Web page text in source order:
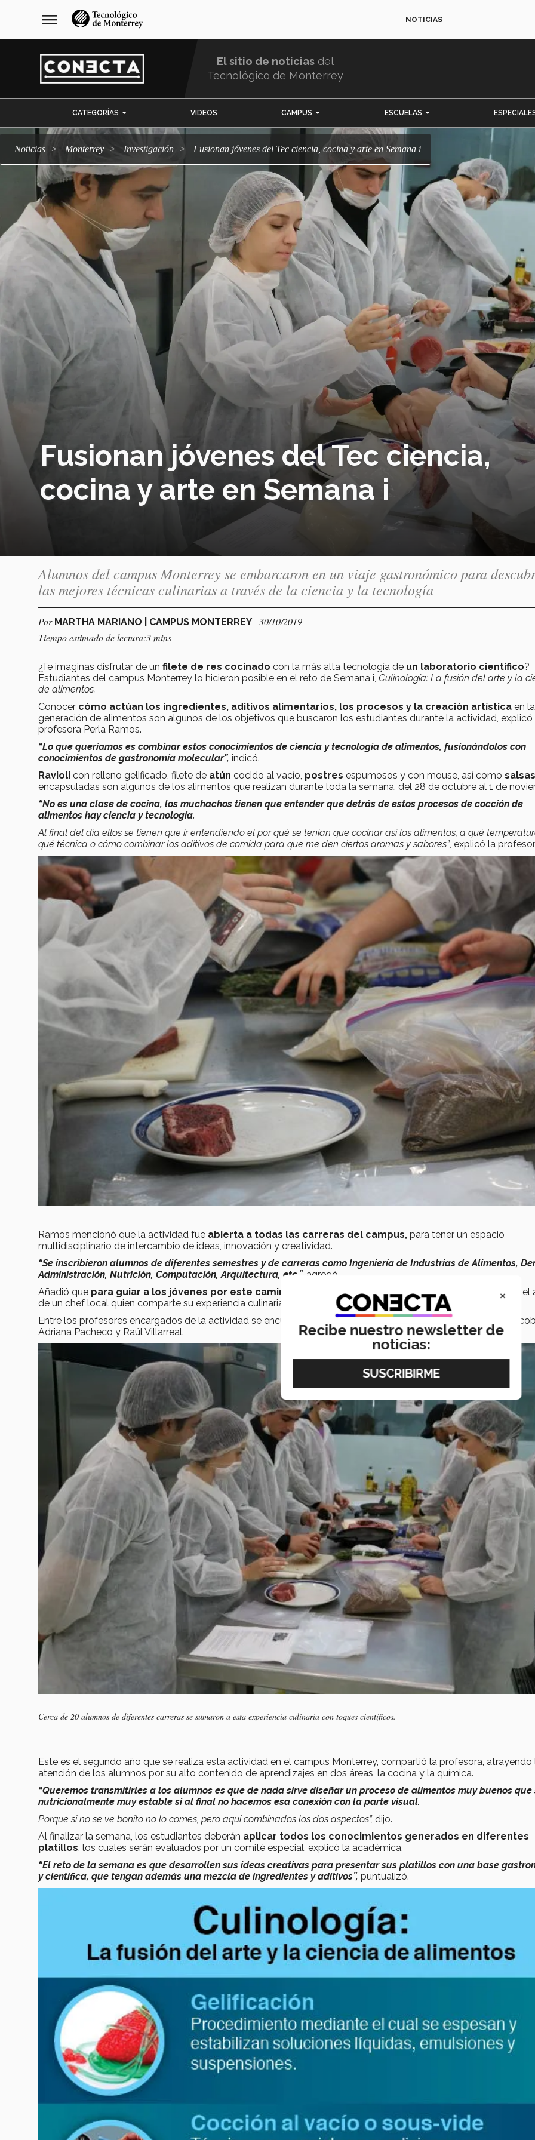
navegación
principal
menu NOTICIAS
El sitio de noticias del
Tecnológico de Monterrey
CATEGORÍAS VIDEOS CAMPUS ESCUELAS
Noticias Monterrey Investigación Fusionan jóvenes del Tec ciencia, cocina y arte en Semana i
Fusionan jóvenes del Tec ciencia,
cocina y arte en Semana i
Alumnos del campus Monterrey se embarcaron en un viaje gastronómico para
las mejores técnicas culinarias a través de la ciencia y la tecnología
Por MARTHA MARIANO | CAMPUS MONTERREY- 30/10/2019
Tiempo estimado de lectura:3 mins
¿Te imaginas disfrutar de un filete de res cocinado con la más alta tecnología de un laboratorio científico?
Estudiantes del campus Monterrey lo hicieron posible en el reto de Semana i, Culinología: La fusión del arte y la
de alimentos.
Conocer cómo actúan los ingredientes, aditivos alimentarios, los procesos y la creación artística en la
generación de alimentos son algunos de los objetivos que buscaron los estudiantes durante la actividad, explicó
profesora Perla Ramos.
“Lo que queríamos es combinar estos conocimientos de ciencia y tecnología de alimentos, fusionándolos con
conocimientos de gastronomía molecular”, indicó.
Ravioli con relleno gelificado, filete de atún cocido al vacío, postres espumosos y con mouse, así como salsas
encapsuladas son algunos de los alimentos que realizan durante toda la semana, del 28 de octubre al 1 de
“No es una clase de cocina, los muchachos tienen que entender que detrás de estos procesos de cocción de
alimentos hay ciencia y tecnología.
Al final del día ellos se tienen que ir entendiendo el por qué se tenían que cocinar así los alimentos, a qué
qué técnica o cómo combinar los aditivos de comida para que me den ciertos aromas y sabores”, explicó la
Ramos mencionó que la actividad fue abierta a todas las carreras del campus, para tener un espacio
multidisciplinario de intercambio de ideas, innovación y creatividad.
“Se inscribieron alumnos de diferentes semestres y de carreras como Ingeniería de Industrias de Alimentos,
Administración, Nutrición, Computación, Arquitectura, etc.”, agregó.
Añadió que para guiar a los jóvenes por este camino culinario
durante algunas actividades cuentan con el
de un chef local quien comparte su experiencia culinaria con los participantes.
Entre los profesores encargados de la actividad se encuentran Carmen Hernández, Perla Ramos, Samanta
Adriana Pacheco y Raúl Villarreal.
Cerca de 20 alumnos de diferentes carreras se sumaron a esta experiencia culinaria con toques científicos.
Este es el segundo año que se realiza esta actividad en el campus Monterrey, compartió la profesora, atrayendo
atención de los alumnos por su alto contenido de aprendizajes en dos áreas, la cocina y la química.
“Queremos transmitirles a los alumnos es que de nada sirve diseñar un proceso de alimentos muy buenos que
nutricionalmente muy estable si al final no hacemos esa conexión con la parte visual.
Porque si no se ve bonito no lo comes, pero aquí combinados los dos aspectos”, dijo.
Al finalizar la semana, los estudiantes deberán aplicar todos los conocimientos generados en diferentes
platillos, los cuales serán evaluados por un comité especial, explicó la académica.
“El reto de la semana es que desarrollen sus ideas creativas para presentar sus platillos con una base
y científica, que tengan además una mezcla de ingredientes y aditivos”, puntualizó.
×
Recibe nuestro newsletter de
noticias: